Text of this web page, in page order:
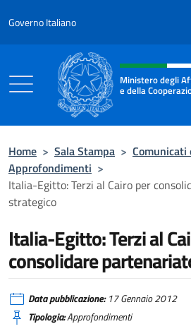
Governo Italiano
Intestazione sito,
Ministero degli
e della
Home > Sala Stampa > Comunicati
Approfondimenti >
Italia-Egitto: Terzi al Cairo per
strategico
Italia-Egitto: Terzi al
consolidare
Data pubblicazione:17 Gennaio 2012
Tipologia:Approfondimenti